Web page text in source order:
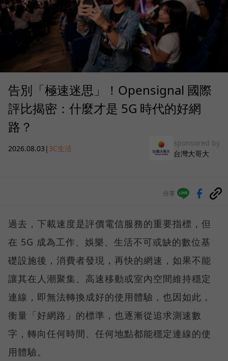
告別「極速迷思」！Opensignal 國際
評比揭密：什麼才是 5G 時代的好網
路？
2026.08.03 | 3C生活
sponsored by
台灣大哥大
分享
過去，下載速度是評價電信服務的重要指標，但
在 5G 成為工作、娛樂、生活不可或缺的數位基
礎設施後，消費者發現，再快的網速，如果不能
讓其在人潮聚集、高速移動或室內空間維持穩定
連線，即無法轉換成好的使用體驗，也因如此，
衡量「好網路」的標準，也逐漸從追求測速數
字，轉向任何時間、任何地點都能穩定連線的使
用體驗。